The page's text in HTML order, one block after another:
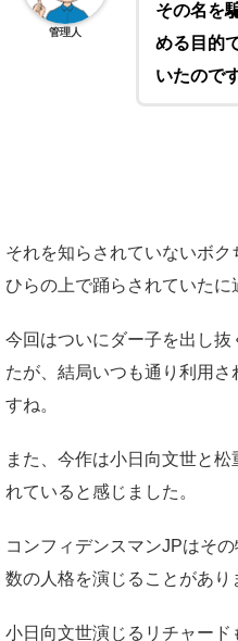
その名を
める目的
いたのです
管理人
それを知らされていないボ
ひらの上で踊らされていたに
今回はついにダー子を出し
たが、結局いつも通り利用
すね。
また、今作は小日向文世と
れていると感じました。
コンフィデンスマンJPはそ
数の人格を演じることがあり
小日向文世演じるリチャード